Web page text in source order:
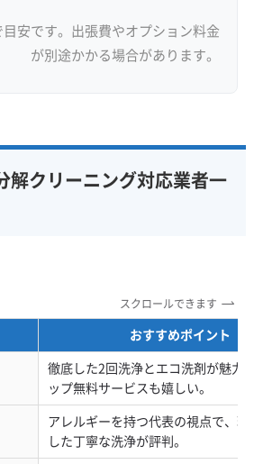
安です。出張費やオプション料金
が別途かかる場合があります。
解クリーニング対応業者一
スクロールできます
おすすめポイント
徹底した2回洗浄とエコ洗剤が魅力
ップ無料サービスも嬉しい。
アレルギーを持つ代表の視点で、
した丁寧な洗浄が評判。